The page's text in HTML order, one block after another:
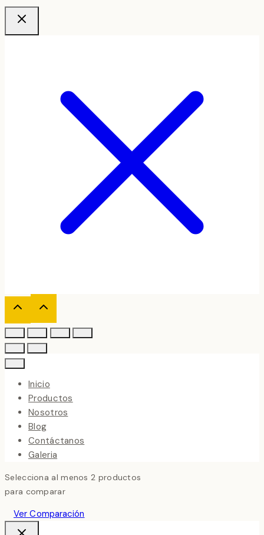
Inicio
Productos
Nosotros
Blog
Contáctanos
Galeria
Selecciona al menos 2 productos
para comparar
Ver Comparación